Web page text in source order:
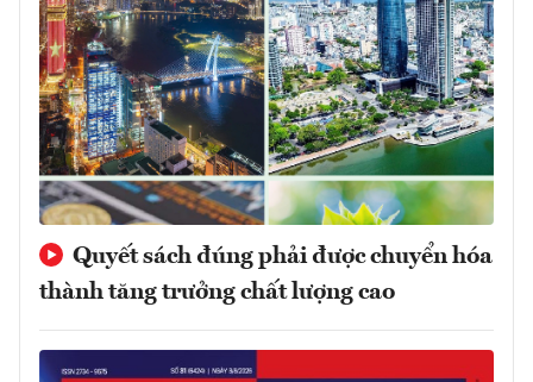
Quyết sách đúng phải được chuyển hóa
thành tăng trưởng chất lượng cao